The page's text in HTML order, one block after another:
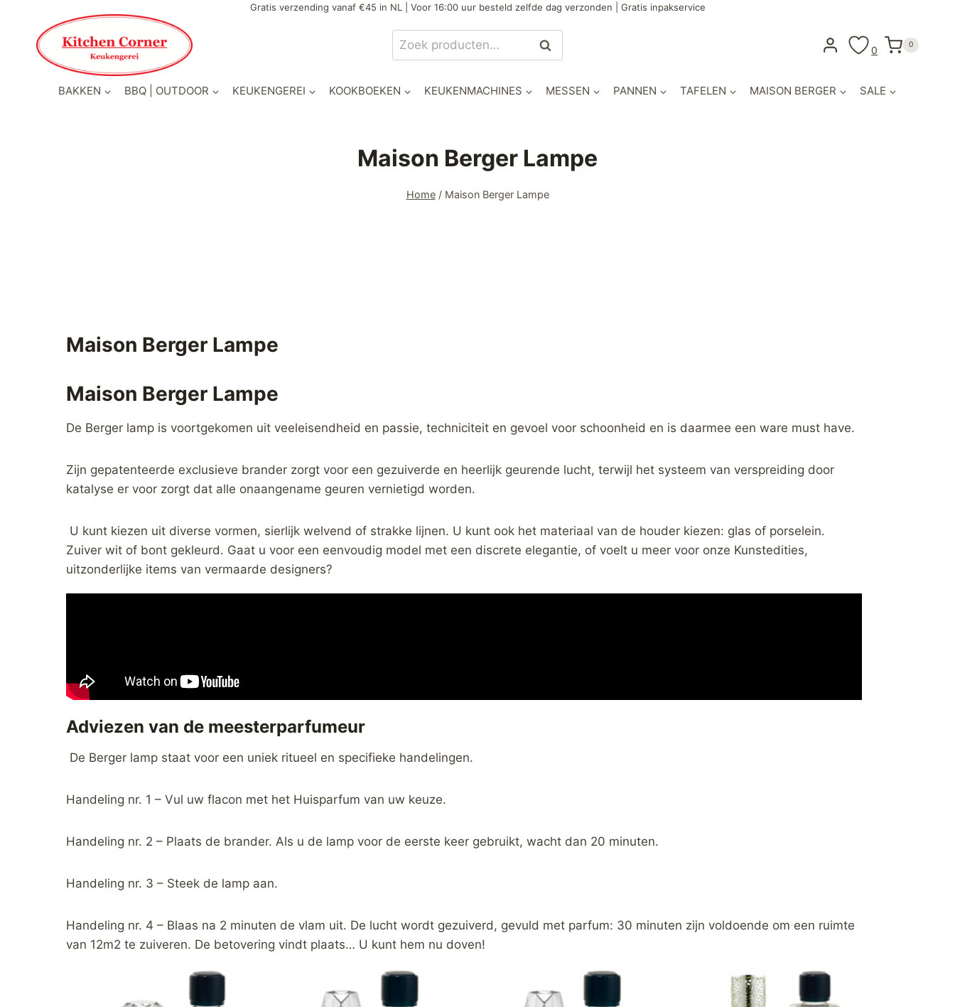
Gratis verzending vanaf €45 in NL | Voor 16:00 uur besteld zelfde dag verzonden | Gratis inpakservice
Zoeken 0 0
BAKKEN BBQ | OUTDOOR KEUKENGEREI KOOKBOEKEN KEUKENMACHINES MESSEN PANNEN TAFELEN MAISON BERGER SALE
Maison Berger Lampe
Home / Maison Berger Lampe
Maison Berger Lampe
Maison Berger Lampe
De Berger lamp is voortgekomen uit veeleisendheid en passie, techniciteit en gevoel voor schoonheid en is daarmee een ware must have.
Zijn gepatenteerde exclusieve brander zorgt voor een gezuiverde en heerlijk geurende lucht, terwijl het systeem van verspreiding door
katalyse er voor zorgt dat alle onaangename geuren vernietigd worden.
U kunt kiezen uit diverse vormen, sierlijk welvend of strakke lijnen. U kunt ook het materiaal van de houder kiezen: glas of porselein.
Zuiver wit of bont gekleurd. Gaat u voor een eenvoudig model met een discrete elegantie, of voelt u meer voor onze Kunstedities,
uitzonderlijke items van vermaarde designers?
Adviezen van de meesterparfumeur
De Berger lamp staat voor een uniek ritueel en specifieke handelingen.
Handeling nr. 1 – Vul uw flacon met het Huisparfum van uw keuze.
Handeling nr. 2 – Plaats de brander. Als u de lamp voor de eerste keer gebruikt, wacht dan 20 minuten.
Handeling nr. 3 – Steek de lamp aan.
Handeling nr. 4 – Blaas na 2 minuten de vlam uit. De lucht wordt gezuiverd, gevuld met parfum: 30 minuten zijn voldoende om een ruimte
van 12m2 te zuiveren. De betovering vindt plaats… U kunt hem nu doven!